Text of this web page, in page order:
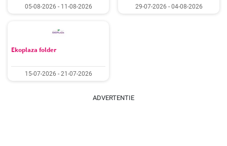
05-08-2026 - 11-08-2026 29-07-2026 - 04-08-2026
Ekoplaza folder
15-07-2026 - 21-07-2026
ADVERTENTIE